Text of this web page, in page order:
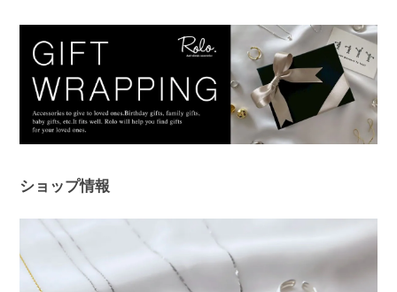
いただけることを、心よりお待ちしてお
ります。
１日ピアスをすると痒くなり汁が出てくるので翌日は出来ない状態で
した。このピアスは違和感なくつけられ、痒みも出ませんでした！シ
ルバーでどんなファションにも合うため、たくさん使わせていただき
ます。 ありがとうございました。
ショップ情報